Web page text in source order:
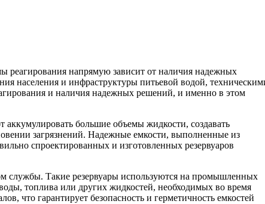
реагирования напрямую зависит от наличия надежных
населения и инфраструктуры питьевой водой,
и наличия надежных решений, и именно в этом
большие объемы жидкости, создавать
загрязнений. Надежные емкости, выполненные из
спроектированных и изготовленных резервуаров
службы. Такие резервуары используются на промышленных
топлива или других жидкостей, необходимых во время
что гарантирует безопасность и герметичность емкостей